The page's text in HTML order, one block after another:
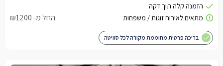
החל מ- ₪1200
בריכה פרטית מחוממת מקורה לכל סוויטה